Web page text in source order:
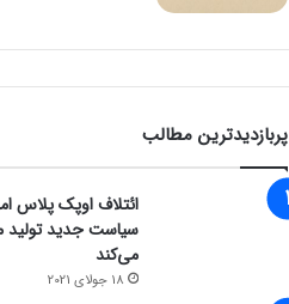
پربازدیدترین مطالب
ائتلاف اوپک پلاس
سیاست جدید تولید
می‌کند
18 جولای 2021